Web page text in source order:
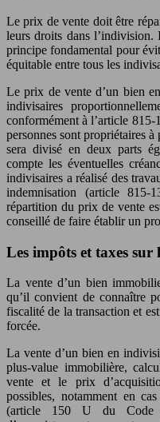
Le prix de vente doit être
leurs droits dans l’indivision.
principe fondamental pour
équitable entre tous les
Le prix de vente d’un bien
indivisaires
conformément à l’article
personnes sont propriétaires
sera divisé en deux parts
compte les éventuelles
indivisaires a réalisé des
indemnisation (article
répartition du prix de vente
conseillé de faire établir un
Les impôts et taxes sur
La vente d’un bien
qu’il convient de connaître
fiscalité de la transaction et
forcée.
La vente d’un bien en
plus-value immobilière,
vente et le prix
possibles, notamment en
(article 150 U du Code